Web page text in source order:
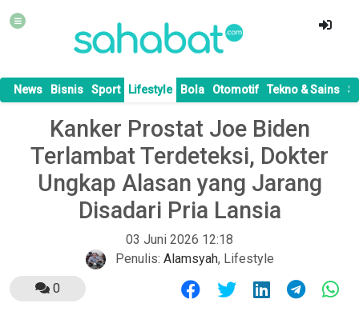
News Bisnis Sport Lifestyle Bola Otomotif Tekno & Sains
Kanker Prostat Joe Biden
Terlambat Terdeteksi, Dokter
Ungkap Alasan yang Jarang
Disadari Pria Lansia
03 Juni 2026 12:18
Penulis: Alamsyah, Lifestyle
0